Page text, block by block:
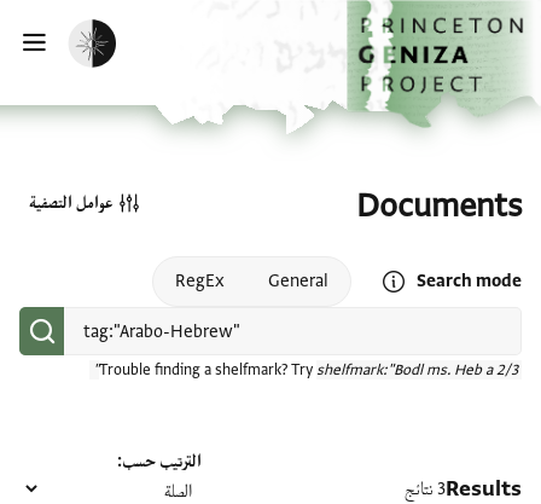
تخطي إلى المحتوى الرئيسي
الصفحة الرئيسية
تفعيل الوضع المظلم
Documents
Search mode
Open search mode help
General
RegEx
Trouble finding a shelfmark? Try shelfmark:"Bodl ms. Heb a 2/3"
عوامل التصفية
Results3 نتائج
الترتيب حسب